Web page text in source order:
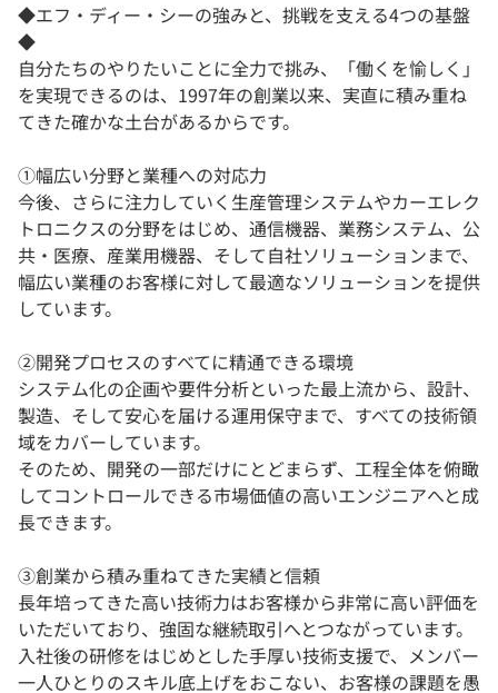
◆エフ・ディー・シーの強みと、挑戦を支える4つの基盤
◆
自分たちのやりたいことに全力で挑み、「働くを愉しく」
を実現できるのは、1997年の創業以来、実直に積み重ね
てきた確かな土台があるからです。
①幅広い分野と業種への対応力
今後、さらに注力していく生産管理システムやカーエレク
トロニクスの分野をはじめ、通信機器、業務システム、公
共・医療、産業用機器、そして自社ソリューションまで、
幅広い業種のお客様に対して最適なソリューションを提供
しています。
②開発プロセスのすべてに精通できる環境
システム化の企画や要件分析といった最上流から、設計、
製造、そして安心を届ける運用保守まで、すべての技術領
域をカバーしています。
そのため、開発の一部だけにとどまらず、工程全体を俯瞰
してコントロールできる市場価値の高いエンジニアへと成
長できます。
③創業から積み重ねてきた実績と信頼
長年培ってきた高い技術力はお客様から非常に高い評価を
いただいており、強固な継続取引へとつながっています。
入社後の研修をはじめとした手厚い技術支援で、メンバー
一人ひとりのスキル底上げをおこない、お客様の課題を愚